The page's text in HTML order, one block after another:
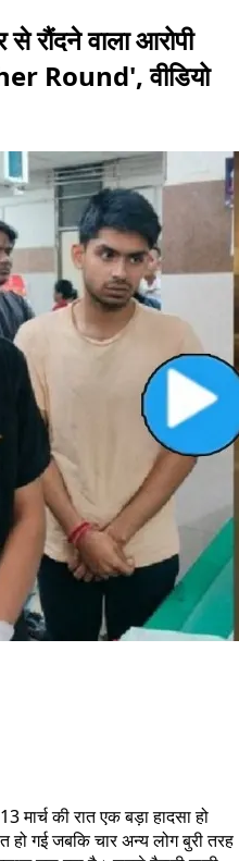
रौंदने वाला आरोपी
Round', वीडियो
मार्च की रात एक बड़ा हादसा हो
हो गई जबकि चार अन्य लोग बुरी तरह